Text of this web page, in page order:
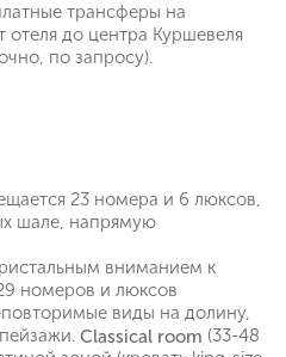
трансферы на
отеля до центра Куршевеля
по запросу).
23 номера и 6 люксов,
шале, напрямую
вниманием к
номеров и люксов
виды на долину,
Classical room (33-48